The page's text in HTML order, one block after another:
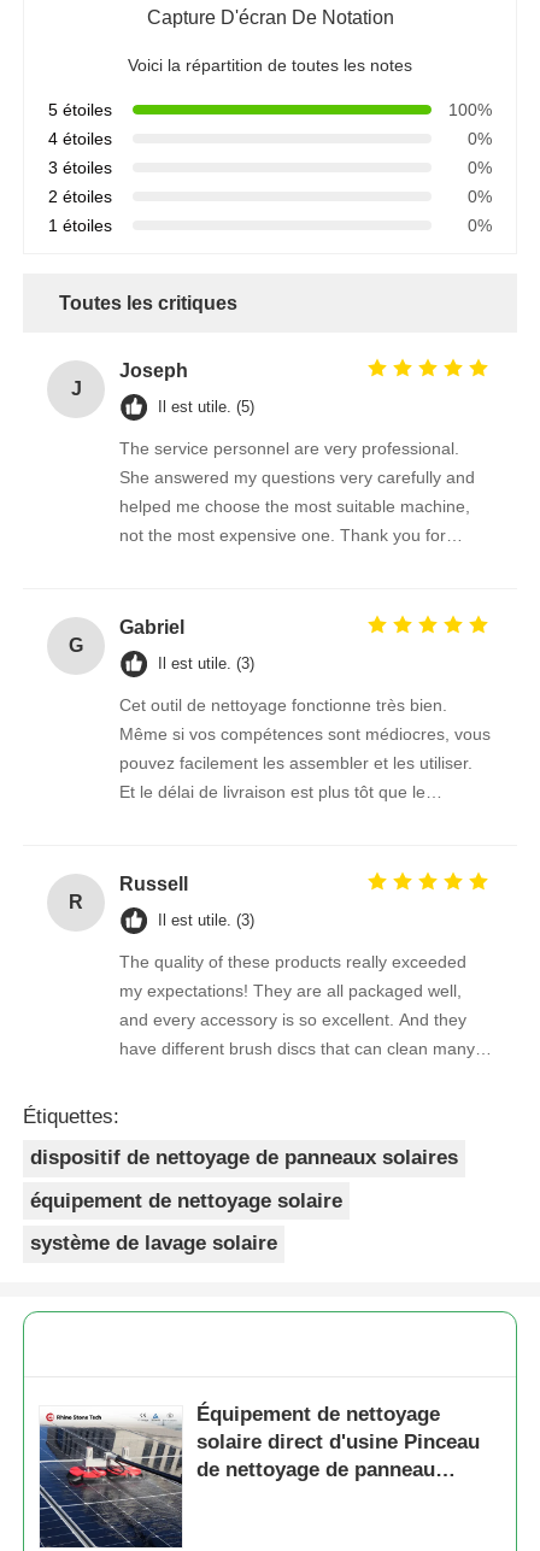
Capture D'écran De Notation
Voici la répartition de toutes les notes
5 étoiles
100%
4 étoiles
0%
3 étoiles
0%
2 étoiles
0%
1 étoiles
0%
Toutes les critiques
J
Joseph
Il est utile. (5)
The service personnel are very professional.
She answered my questions very carefully and
helped me choose the most suitable machine,
not the most expensive one. Thank you for
G
Gabriel
Il est utile. (3)
Cet outil de nettoyage fonctionne très bien.
Même si vos compétences sont médiocres, vous
pouvez facilement les assembler et les utiliser.
Et le délai de livraison est plus tôt que le
R
Russell
Il est utile. (3)
The quality of these products really exceeded
my expectations! They are all packaged well,
and every accessory is so excellent. And they
have different brush discs that can clean many
Étiquettes:
dispositif de nettoyage de panneaux solaires
équipement de nettoyage solaire
système de lavage solaire
Équipement de nettoyage
solaire direct d'usine Pinceau
de nettoyage de panneau